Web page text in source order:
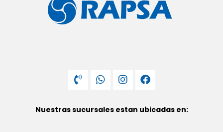
Nuestras sucursales estan ubicadas en: